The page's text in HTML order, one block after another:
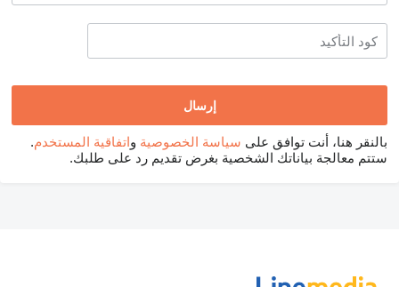
بالنقر هنا، أنت توافق على سياسة الخصوصية واتفاقية المستخدم.
ستتم معالجة بياناتك الشخصية بغرض تقديم رد على طلبك.